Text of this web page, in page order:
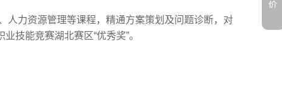
人力资源管理等课程，精通方案策划及问题诊断，对
技能竞赛湖北赛区“优秀奖”。